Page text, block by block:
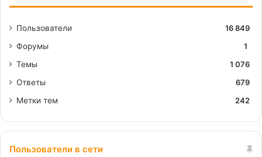
Пользователи
16 849
Форумы
1
Темы
1 076
Ответы
679
Метки тем
242
Пользователи в сети